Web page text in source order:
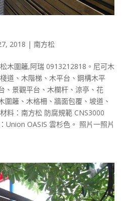
2018 | 南方松
木圍籬,阿瑞 0913212818。尼可木
道、木階梯、木平台、鋼構木平
、景觀平台、木欄杆、涼亭、花
圍籬、木格柵、牆面包覆、坡道、
料：南方松 防腐規範 CNS3000
Union OASIS 雲杉色。 照片一照片